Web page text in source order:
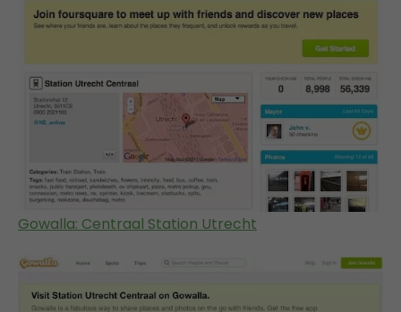
Gowalla: Centraal Station Utrecht